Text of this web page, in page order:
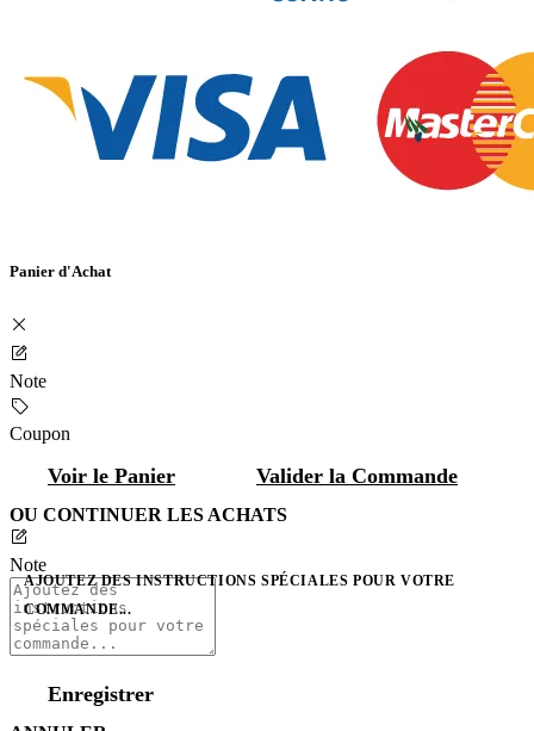
Panier d'Achat
Note
Coupon
Voir le Panier Valider la Commande
OU CONTINUER LES ACHATS
Note
AJOUTEZ DES INSTRUCTIONS SPÉCIALES POUR VOTRE
COMMANDE...
Enregistrer